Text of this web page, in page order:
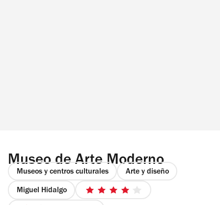
Museo de Arte Moderno
Museos y centros culturales Arte y diseño
Miguel Hidalgo
4